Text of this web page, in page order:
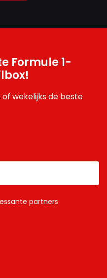
Formule 1-
wekelijks de beste
partners